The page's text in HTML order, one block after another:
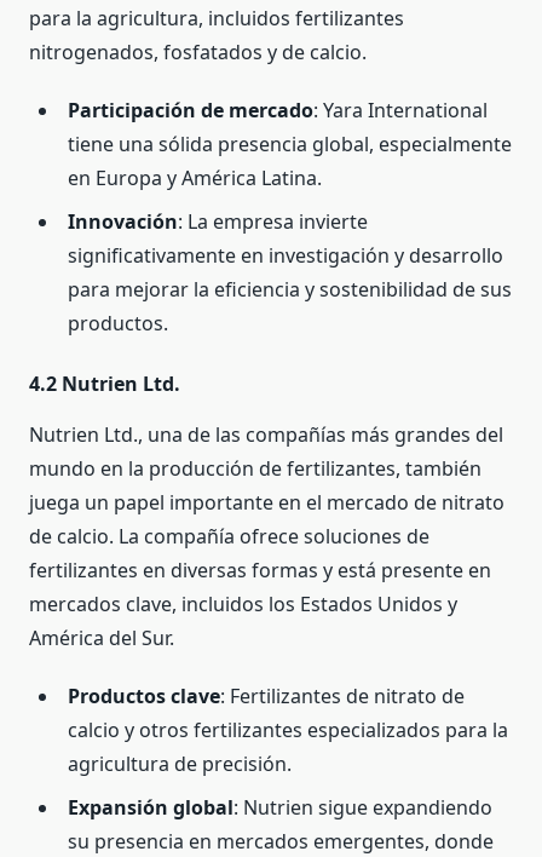
para la agricultura, incluidos fertilizantes
nitrogenados, fosfatados y de calcio.
Participación de mercado: Yara International
tiene una sólida presencia global, especialmente
en Europa y América Latina.
Innovación: La empresa invierte
significativamente en investigación y desarrollo
para mejorar la eficiencia y sostenibilidad de sus
productos.
4.2 Nutrien Ltd.
Nutrien Ltd., una de las compañías más grandes del
mundo en la producción de fertilizantes, también
juega un papel importante en el mercado de nitrato
de calcio. La compañía ofrece soluciones de
fertilizantes en diversas formas y está presente en
mercados clave, incluidos los Estados Unidos y
América del Sur.
Productos clave: Fertilizantes de nitrato de
calcio y otros fertilizantes especializados para la
agricultura de precisión.
Expansión global: Nutrien sigue expandiendo
su presencia en mercados emergentes, donde